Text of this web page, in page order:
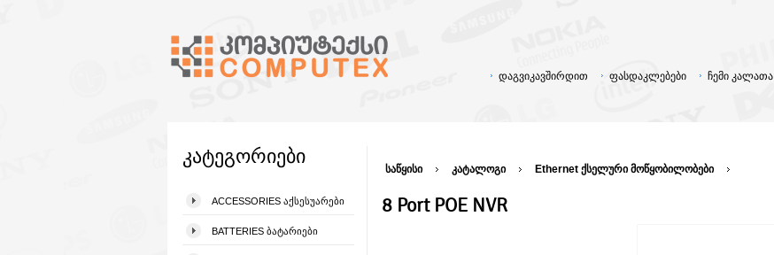
ჩემი კალათა
ფასდაკლებები
დაგვიკავშირდით
კატეგორიები
ACCESSORIES ᲐᲥᲡᲔᲡᲣᲐᲠᲔᲑᲘ
BATTERIES ᲑᲐᲢᲐᲠᲘᲔᲑᲘ
საწყისი კატალოგი Ethernet ქსელური მოწყობილობები
8 Port POE NVR